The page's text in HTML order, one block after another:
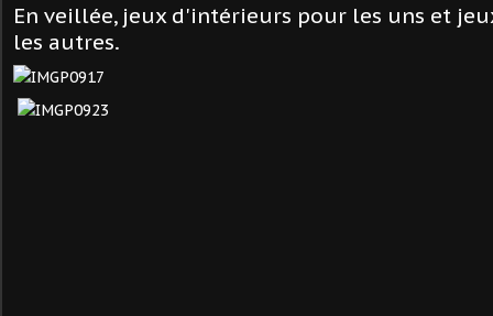
En veillée, jeux d'intérieurs pour les uns et
les autres.